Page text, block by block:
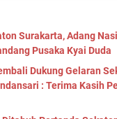
Surakarta, Adang Nasi
Pusaka Kyai Duda
Dukung Gelaran
: Terima Kasih